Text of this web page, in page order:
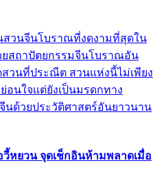
วนจีนโบราณที่งดงามที่สุดใน
ยสถาปัตยกรรมจีนโบราณอัน
วนที่ประณีต สวนแห่งนี้ไม่เพียง
นใจแต่ยังเป็นมรดกทาง
ด้วยประวัติศาสตร์อันยาวนาน
วี้หยวน จุดเช็กอินห้ามพลาดเมื่อ